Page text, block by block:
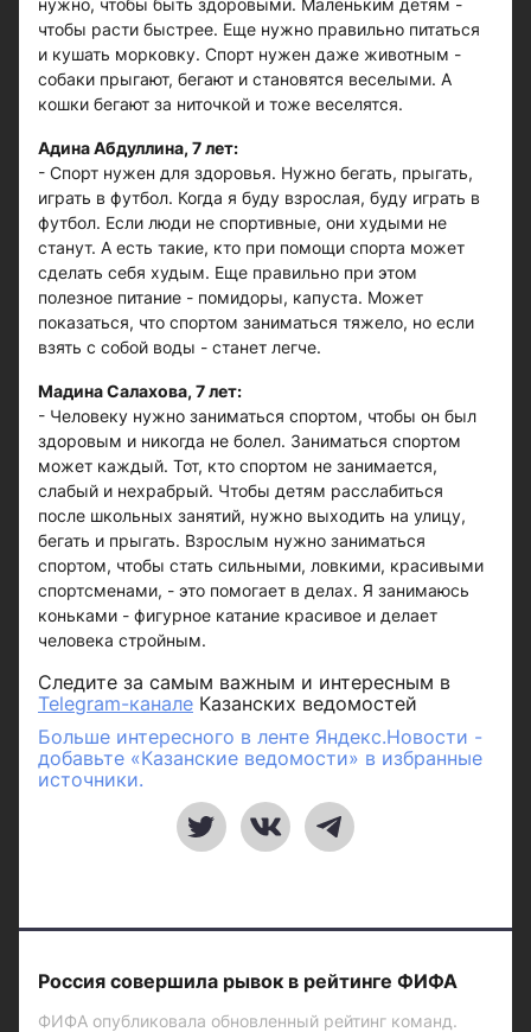
чтобы расти быстрее. Еще нужно правильно питаться
и кушать морковку. Спорт нужен даже животным -
собаки прыгают, бегают и становятся веселыми. А
кошки бегают за ниточкой и тоже веселятся.
Адина Абдуллина, 7 лет:
- Спорт нужен для здоровья. Нужно бегать, прыгать,
играть в футбол. Когда я буду взрослая, буду играть в
футбол. Если люди не спортивные, они худыми не
станут. А есть такие, кто при помощи спорта может
сделать себя худым. Еще правильно при этом
полезное питание - помидоры, капуста. Может
показаться, что спортом заниматься тяжело, но если
взять с собой воды - станет легче.
Мадина Салахова, 7 лет:
- Человеку нужно заниматься спортом, чтобы он был
здоровым и никогда не болел. Заниматься спортом
может каждый. Тот, кто спортом не занимается,
слабый и нехрабрый. Чтобы детям расслабиться
после школьных занятий, нужно выходить на улицу,
бегать и прыгать. Взрослым нужно заниматься
спортом, чтобы стать сильными, ловкими, красивыми
спортсменами, - это помогает в делах. Я занимаюсь
коньками - фигурное катание красивое и делает
человека стройным.
Следите за самым важным и интересным в
Telegram-канале Казанских ведомостей
Больше интересного в ленте Яндекс.Новости -
добавьте «Казанские ведомости» в избранные
источники.
Россия совершила рывок в рейтинге ФИФА
ФИФА опубликовала обновленный рейтинг команд.